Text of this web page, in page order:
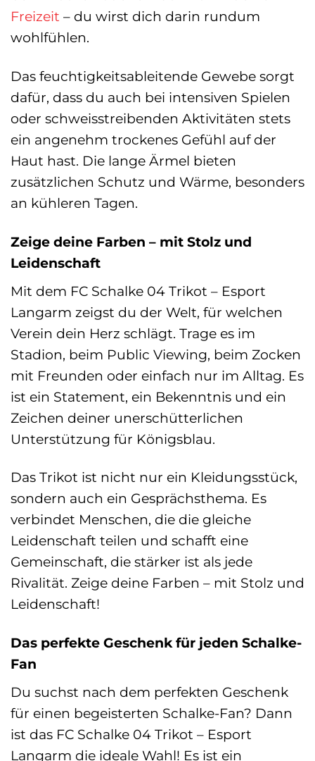
Freizeit – du wirst dich darin rundum
wohlfühlen.
Das feuchtigkeitsableitende Gewebe sorgt
dafür, dass du auch bei intensiven Spielen
oder schweisstreibenden Aktivitäten stets
ein angenehm trockenes Gefühl auf der
Haut hast. Die lange Ärmel bieten
zusätzlichen Schutz und Wärme, besonders
an kühleren Tagen.
Zeige deine Farben – mit Stolz und
Leidenschaft
Mit dem FC Schalke 04 Trikot – Esport
Langarm zeigst du der Welt, für welchen
Verein dein Herz schlägt. Trage es im
Stadion, beim Public Viewing, beim Zocken
mit Freunden oder einfach nur im Alltag. Es
ist ein Statement, ein Bekenntnis und ein
Zeichen deiner unerschütterlichen
Unterstützung für Königsblau.
Das Trikot ist nicht nur ein Kleidungsstück,
sondern auch ein Gesprächsthema. Es
verbindet Menschen, die die gleiche
Leidenschaft teilen und schafft eine
Gemeinschaft, die stärker ist als jede
Rivalität. Zeige deine Farben – mit Stolz und
Leidenschaft!
Das perfekte Geschenk für jeden Schalke-
Fan
Du suchst nach dem perfekten Geschenk
für einen begeisterten Schalke-Fan? Dann
ist das FC Schalke 04 Trikot – Esport
Langarm die ideale Wahl! Es ist ein